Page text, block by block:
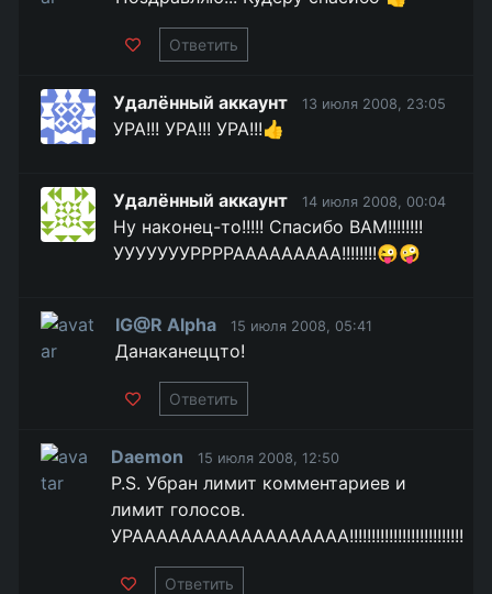
Ответить
Удалённый аккаунт 13 июля 2008, 23:05
УРА!!! УРА!!! УРА!!!👍
Удалённый аккаунт 14 июля 2008, 00:04
Ну наконец-то!!!!! Спасибо ВАМ!!!!!!!!
УУУУУУУРРРРААААААААА!!!!!!!!😜🤪
IG@R Alpha 15 июля 2008, 05:41
Данаканеццто!
Ответить
Daemon 15 июля 2008, 12:50
P.S. Убран лимит комментариев и
лимит голосов.
УРАААААААААААААААААА!!!!!!!!!!!!!!!!!!!!!!!!!!
Ответить